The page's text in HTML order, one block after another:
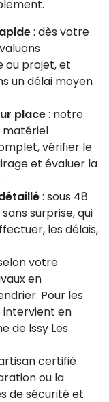
: dès votre
ou projet, et
un délai moyen
place: notre
matériel
vérifier le
et évaluer la
: sous 48
surprise, qui
les délais,
votre
en
Pour les
intervient en
de Issy Les
certifié
ou la
de sécurité et